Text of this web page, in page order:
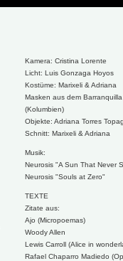
Kamera: Cristina Lorente
Licht: Luis Gonzaga Hoyos
Kostüme: Marixeli & Adriana
Masken aus dem
(Kolumbien)
Objekte: Adriana Torres
Schnitt: Marixeli & Adriana
Musik:
Neurosis "A Sun That Never
Neurosis "Souls at Zero"
TEXTE
Zitate aus:
Ajo (Micropoemas)
Woody Allen
Lewis Carroll (Alice in
Rafael Chaparro Madiedo